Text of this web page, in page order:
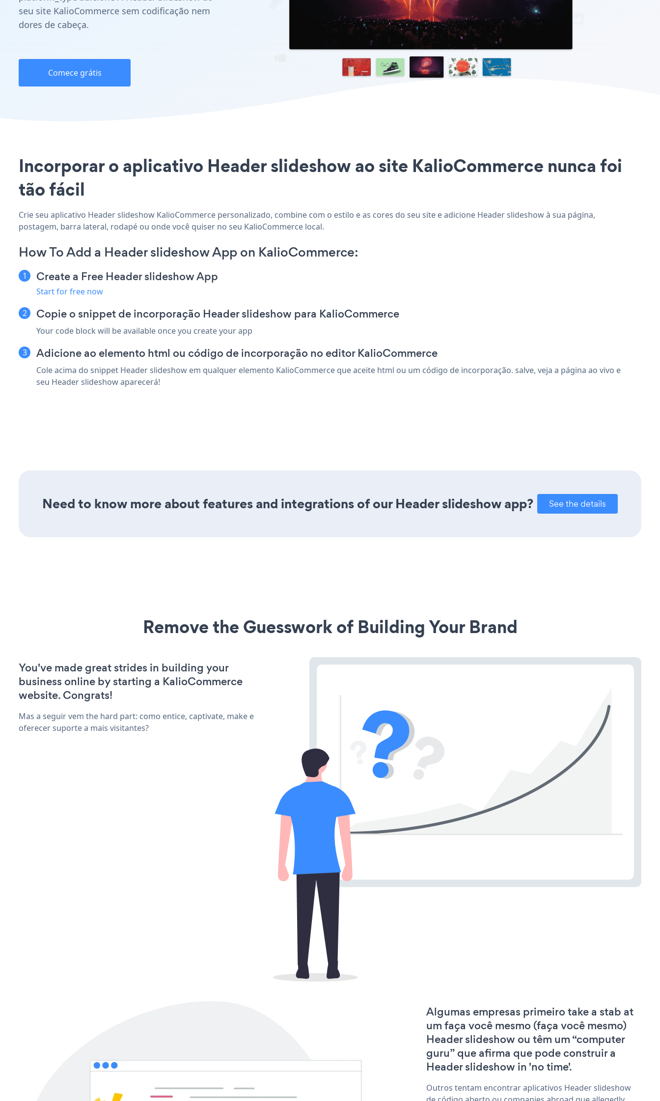
seu site KalioCommerce sem codificação nem
dores de cabeça.
Comece grátis
Incorporar o aplicativo Header slideshow ao site KalioCommerce nunca foi
tão fácil
Crie seu aplicativo Header slideshow KalioCommerce personalizado, combine com o estilo e as cores do seu site e adicione Header slideshow à sua página,
postagem, barra lateral, rodapé ou onde você quiser no seu KalioCommerce local.
How To Add a Header slideshow App on KalioCommerce:
Create a Free Header slideshow App
Start for free now
Copie o snippet de incorporação Header slideshow para KalioCommerce
Your code block will be available once you create your app
Adicione ao elemento html ou código de incorporação no editor KalioCommerce
Cole acima do snippet Header slideshow em qualquer elemento KalioCommerce que aceite html ou um código de incorporação. salve, veja a página ao vivo e
seu Header slideshow aparecerá!
Need to know more about features and integrations of our Header slideshow app? See the details
Remove the Guesswork of Building Your Brand
You've made great strides in building your
business online by starting a KalioCommerce
website. Congrats!
Mas a seguir vem the hard part: como entice, captivate, make e
oferecer suporte a mais visitantes?
Algumas empresas primeiro take a stab at
um faça você mesmo (faça você mesmo)
Header slideshow ou têm um “computer
guru” que afirma que pode construir a
Header slideshow in 'no time'.
Outros tentam encontrar aplicativos Header slideshow